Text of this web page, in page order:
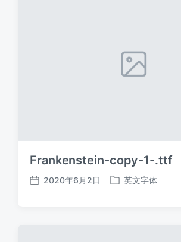
Frankenstein-copy-1-.ttf
发
2020年6月2日
发
英文字体